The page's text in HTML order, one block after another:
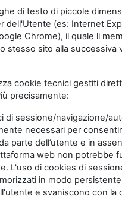
di testo di piccole
dell'Utente (es: Internet
Chrome), il quale li
stesso sito alla successiva
cookie tecnici gestiti
precisamente:
di sessione/navigazione/
necessari per
parte dell’utente e in
web non potrebbe
L'uso di cookies di
in modo
e svaniscono con la